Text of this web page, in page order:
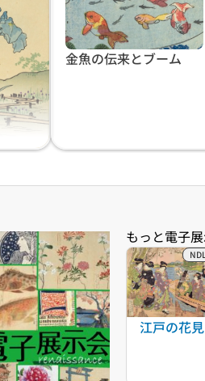
金魚の伝来とブーム
江戸の花見